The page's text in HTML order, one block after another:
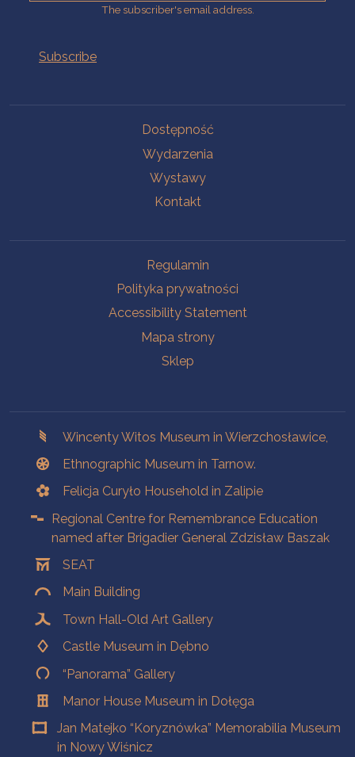
The subscriber's email address.
Dostępność
Wydarzenia
Wystawy
Kontakt
Regulamin
Polityka prywatności
Accessibility Statement
Mapa strony
Sklep
Wincenty Witos Museum in Wierzchosławice,
Ethnographic Museum in Tarnow.
Felicja Curyło Household in Zalipie
Regional Centre for Remembrance Education
named after Brigadier General Zdzisław Baszak
SEAT
Main Building
Town Hall-Old Art Gallery
Castle Museum in Dębno
“Panorama” Gallery
Manor House Museum in Dołęga
Jan Matejko “Koryznówka” Memorabilia Museum
in Nowy Wiśnicz